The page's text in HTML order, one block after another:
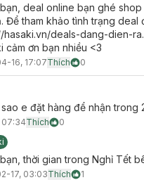
deal online bạn ghé
Để tham khảo tình trạng
hasaki.vn/deals-dang-dien-
cảm ơn bạn nhiều <3
16, 17:07Thích 0
e đặt hàng để nhận trong
07:34Thích
0
thời gian trong Nghỉ Tết
17, 03:03Thích 1